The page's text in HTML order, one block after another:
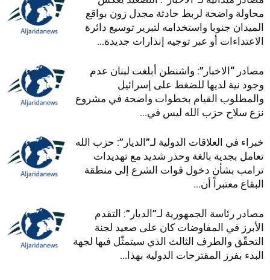
محاولة واضحة لربط حادثة مجدل زون بواقع
الميدان جنوبا واستخدامه لتبرير توسيع دائرة
الاعتداءات أو عبر توجيه إنذارات جديدة...
مصادر “الاخبار”: واشنطن أبلغت لبنان عدم
وجود نية لديها للضغط على إسرائيل
والمطلوب القيام بخطوات واضحة في مشروع
نزع سلاح حزب الله ليس في...
خبراء في العلاقات الدولية لـ”الديار”: حزب الله
تعامل بجدية بالغة وحذر شديد مع تهديدات
ترامب بشأن دخول قوات الشرع إلى منطقة
البقاع معتبراً أن...
مصادر رئاسة الجمهورية لـ”الديار”: التقدم
الأبرز في المفاوضات كان على صعيد لجنة
التحقّق والطرف الثالث الذي سيتمثّل فيها لجهة
البدء بفرز المقترحات الدولية بهذا...